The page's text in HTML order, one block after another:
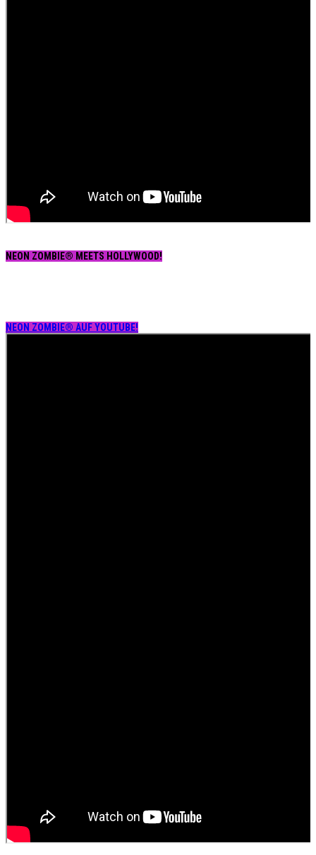
NEON ZOMBIE® MEETS HOLLYWOOD!
NEON ZOMBIE® AUF YOUTUBE!